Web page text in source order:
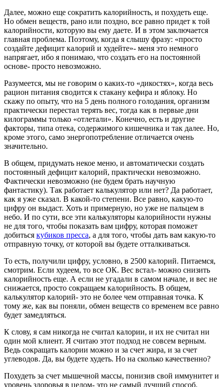
Далее, можно еще сократить калорийность, и похудеть еще.
Но обмен веществ, рано или поздно, все равно придет к той
калорийности, которую вы ему даете. И в этом заключается
главная проблема. Поэтому, когда я слышу фразу: «просто
создайте дефицит калорий и худейте»- меня это немного
напрягает, ибо я понимаю, что создать его на постоянной
основе- просто невозможно.
Разумеется, мы не говорим о каких-то «дикостях», когда весь
рацион питания сводится к стакану кефира и яблоку. Но
скажу по опыту, что на 5 день полного голодания, организм
практически перестал терять вес, тогда как в первые дни
килограммы только «отлетали». Конечно, есть и другие
факторы, типа отека, содержимого кишечника и так далее. Но,
кроме этого, само энергопотребление отличается очень
значительно.
В общем, придумать некое меню, и автоматически создать
постоянный дефицит калорий, практически невозможно.
Фактически невозможно (не будем брать научную
фантастику). Так работает калькулятор или нет? Да работает,
как я уже сказал. В какой-то степени. Все равно, какую-то
цифру он выдаст. Хоть и примерную, но уже не пальцем в
небо. И по сути, все эти калькуляторы калорийности нужны
не для того, чтобы показать вам цифру, которая поможет
добиться кубиков пресса, а для того, чтобы дать вам какую-то
отправную точку, от которой вы будете отталкиваться.
То есть, получили цифру, условно, в 2500 калорий. Питаемся,
смотрим. Если худеем, то все ОК. Вес встал- можно снизить
калорийность еще. А если не угадали в самом начале, и вес не
снижается, просто сокращаем калорийность. В общем,
калькулятор калорий- это не более чем отправная точка. К
тому же, как вы поняли, обмен веществ со временем все равно
будет замедляться.
К слову, я сам никогда не считал калории, и их не считал ни
один мой клиент. Я считаю этот подход не совсем верным.
Ведь сокращать калории можно и за счет жира, и за счет
углеводов. Да, вы будете худеть. Но на сколько качественно?
Похудеть за счет мышечной массы, понизив свой иммунитет и
уровень здоровья в целом- это не самый лучший способ.